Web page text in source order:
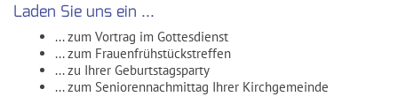
Laden Sie uns ein ...
... zum Vortrag im Gottesdienst
... zum Frauenfrühstückstreffen
... zu Ihrer Geburtstagsparty
... zum Seniorennachmittag Ihrer Kirchgemeinde